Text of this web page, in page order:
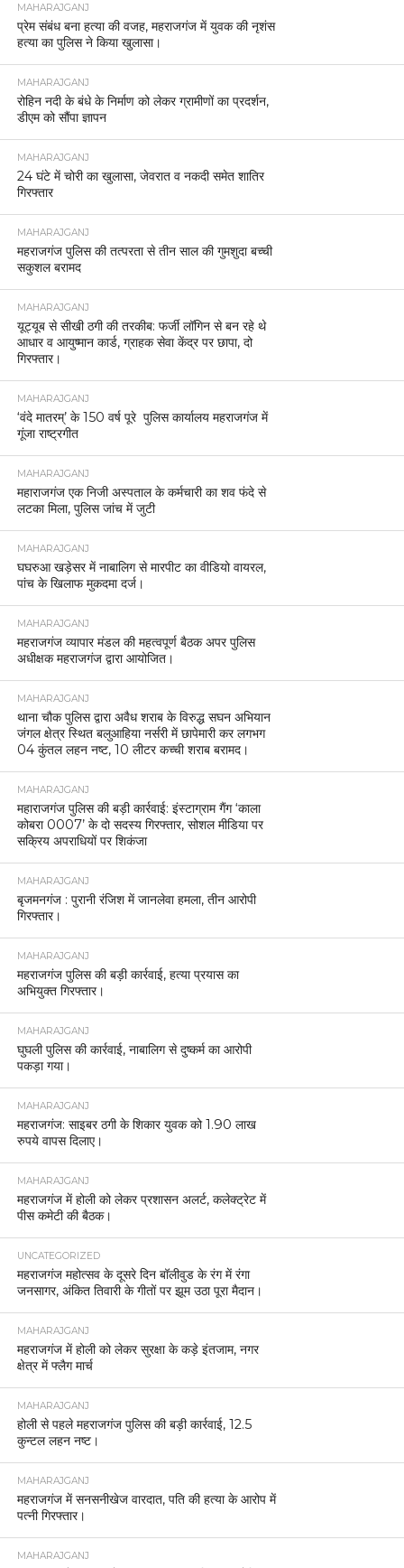
MAHARAJGANJ
प्रेम संबंध बना हत्या की वजह, महराजगंज में युवक की नृशंस
हत्या का पुलिस ने किया खुलासा।
MAHARAJGANJ
रोहिन नदी के बंधे के निर्माण को लेकर ग्रामीणों का प्रदर्शन,
डीएम को सौंपा ज्ञापन
MAHARAJGANJ
24 घंटे में चोरी का खुलासा, जेवरात व नकदी समेत शातिर
गिरफ्तार
MAHARAJGANJ
महराजगंज पुलिस की तत्परता से तीन साल की गुमशुदा बच्ची
सकुशल बरामद
MAHARAJGANJ
यूट्यूब से सीखी ठगी की तरकीब: फर्जी लॉगिन से बन रहे थे
आधार व आयुष्मान कार्ड, ग्राहक सेवा केंद्र पर छापा, दो
गिरफ्तार।
MAHARAJGANJ
‘वंदे मातरम्’ के 150 वर्ष पूरे पुलिस कार्यालय महराजगंज में
गूंजा राष्ट्रगीत
MAHARAJGANJ
महाराजगंज एक निजी अस्पताल के कर्मचारी का शव फंदे से
लटका मिला, पुलिस जांच में जुटी
MAHARAJGANJ
घघरुआ खड़ेसर में नाबालिग से मारपीट का वीडियो वायरल,
पांच के खिलाफ मुकदमा दर्ज।
MAHARAJGANJ
महराजगंज व्यापार मंडल की महत्वपूर्ण बैठक अपर पुलिस
अधीक्षक महराजगंज द्वारा आयोजित।
MAHARAJGANJ
थाना चौक पुलिस द्वारा अवैध शराब के विरुद्ध सघन अभियान
जंगल क्षेत्र स्थित बलुआहिया नर्सरी में छापेमारी कर लगभग
04 कुंतल लहन नष्ट, 10 लीटर कच्ची शराब बरामद।
MAHARAJGANJ
महाराजगंज पुलिस की बड़ी कार्रवाई: इंस्टाग्राम गैंग ‘काला
कोबरा 0007’ के दो सदस्य गिरफ्तार, सोशल मीडिया पर
सक्रिय अपराधियों पर शिकंजा
MAHARAJGANJ
बृजमनगंज : पुरानी रंजिश में जानलेवा हमला, तीन आरोपी
गिरफ्तार।
MAHARAJGANJ
महराजगंज पुलिस की बड़ी कार्रवाई, हत्या प्रयास का
अभियुक्त गिरफ्तार।
MAHARAJGANJ
घुघली पुलिस की कार्रवाई, नाबालिग से दुष्कर्म का आरोपी
पकड़ा गया।
MAHARAJGANJ
महराजगंज: साइबर ठगी के शिकार युवक को 1.90 लाख
रुपये वापस दिलाए।
MAHARAJGANJ
महराजगंज में होली को लेकर प्रशासन अलर्ट, कलेक्ट्रेट में
पीस कमेटी की बैठक।
UNCATEGORIZED
महराजगंज महोत्सव के दूसरे दिन बॉलीवुड के रंग में रंगा
जनसागर, अंकित तिवारी के गीतों पर झूम उठा पूरा मैदान।
MAHARAJGANJ
महराजगंज में होली को लेकर सुरक्षा के कड़े इंतजाम, नगर
क्षेत्र में फ्लैग मार्च
MAHARAJGANJ
होली से पहले महराजगंज पुलिस की बड़ी कार्रवाई, 12.5
कुन्टल लहन नष्ट।
MAHARAJGANJ
महराजगंज में सनसनीखेज वारदात, पति की हत्या के आरोप में
पत्नी गिरफ्तार।
MAHARAJGANJ